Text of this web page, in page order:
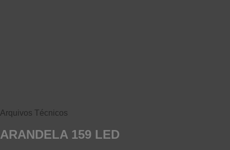
Arquivos Técnicos
ARANDELA 159 LED